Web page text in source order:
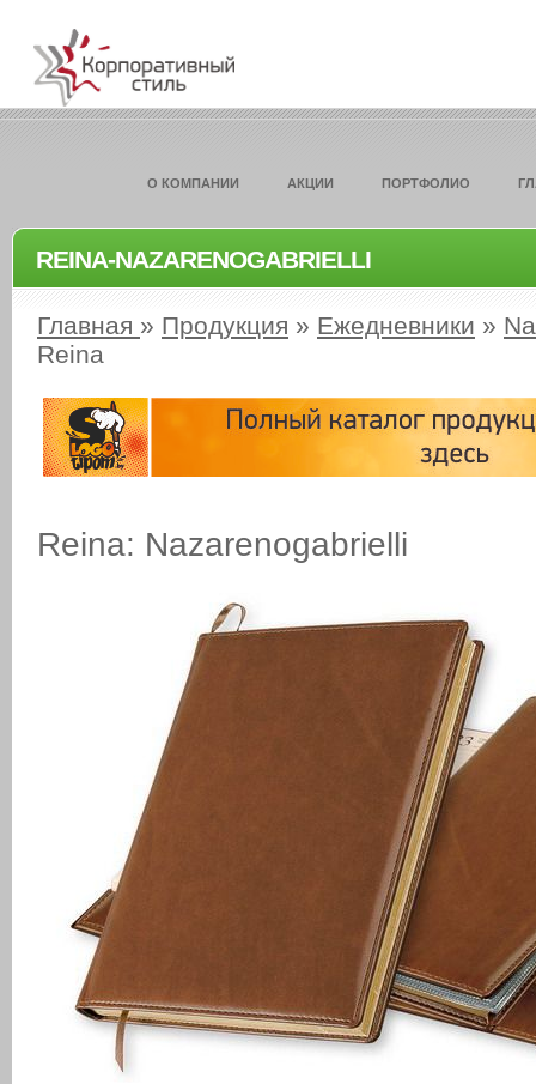
О КОМПАНИИ АКЦИИ ПОРТФОЛИО
REINA-NAZARENOGABRIELLI
Главная » Продукция » Ежедневники »
Reina
Reina: Nazarenogabrielli